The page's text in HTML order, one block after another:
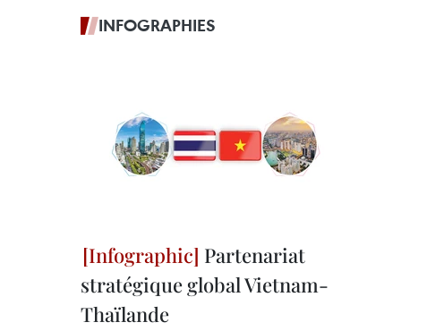
INFOGRAPHIES
Partenariat
stratégique global Vietnam-
Thaïlande